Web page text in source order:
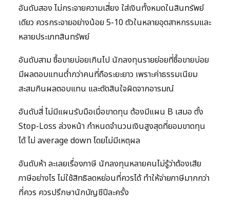
อันดับสอง ไม่กระจายความเสี่ยง ใส่เงินทั้งหมดในสินทรัพย์
เดียว ควรกระจายอย่างน้อย 5-10 ตัวในหลายอุตสาหกรรมและ
หลายประเภทสินทรัพย์
อันดับสาม ซื้อขายบ่อยเกินไป นักลงทุนรายย่อยที่ซื้อขายบ่อย
มีผลตอบแทนต่ำกว่าคนที่ถือระยะยาว เพราะค่าธรรมเนียม
สะสมกินผลตอบแทน และตัดสินใจผิดจากอารมณ์
อันดับสี่ ไม่มีแผนรับมือเมื่อขาดทุน ต้องมีแผน B เสมอ ตั้ง
Stop-Loss ล่วงหน้า กำหนดจำนวนเงินสูงสุดที่ยอมขาดทุน
ได้ ไม่ average down โดยไม่มีเหตุผล
อันดับห้า ละเลยเรื่องภาษี นักลงทุนหลายคนไม่รู้ว่าต้องเสีย
ภาษีอย่างไร ไม่ใช้สิทธิลดหย่อนที่ควรได้ ทำให้จ่ายภาษีมากกว่า
ที่ควร ควรปรึกษานักบัญชีปีละครั้ง